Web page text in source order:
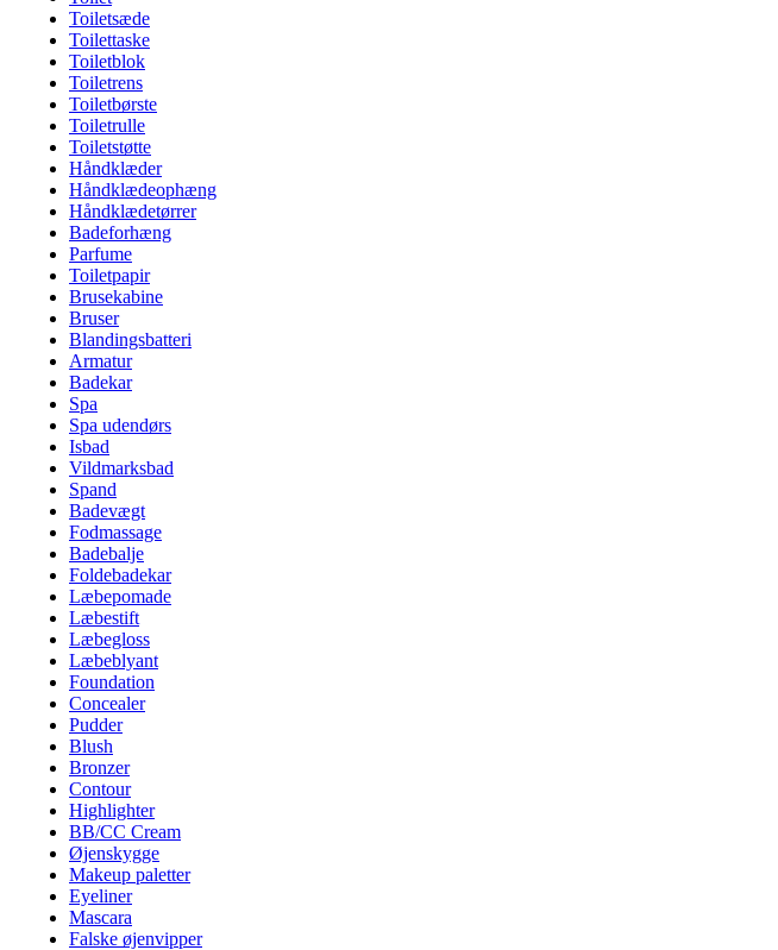
Toiletsæde
Toilettaske
Toiletblok
Toiletrens
Toiletbørste
Toiletrulle
Toiletstøtte
Håndklæder
Håndklædeophæng
Håndklædetørrer
Badeforhæng
Parfume
Toiletpapir
Brusekabine
Bruser
Blandingsbatteri
Armatur
Badekar
Spa
Spa udendørs
Isbad
Vildmarksbad
Spand
Badevægt
Fodmassage
Badebalje
Foldebadekar
Læbepomade
Læbestift
Læbegloss
Læbeblyant
Foundation
Concealer
Pudder
Blush
Bronzer
Contour
Highlighter
BB/CC Cream
Øjenskygge
Makeup paletter
Eyeliner
Mascara
Falske øjenvipper